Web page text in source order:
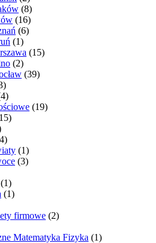
(8)
(16)
(6)
(1)
(15)
(2)
(39)
(19)
(1)
(3)
(1)
(1)
firmowe (2)
Matematyka Fizyka (1)